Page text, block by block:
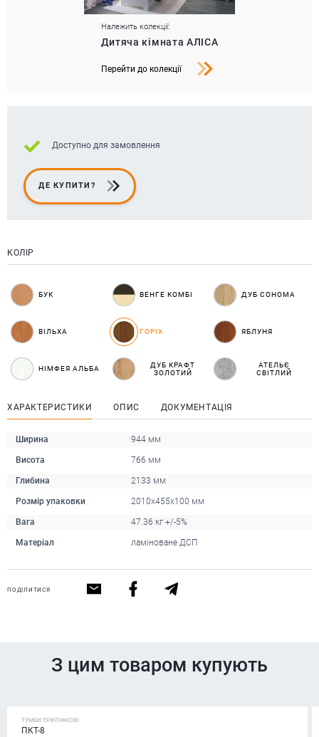
Належить колекції:
Дитяча кімната АЛІСА
Перейти до колекції
Доступно для замовлення
ДЕ КУПИТИ?
КОЛІР
БУК ВЕНГЕ КОМБІ ДУБ СОНОМА
ВІЛЬХА ГОРІХ ЯБЛУНЯ
НІМФЕЯ АЛЬБА
ДУБ КРАФТ
ЗОЛОТИЙ
АТЕЛЬЄ
СВІТЛИЙ
ХАРАКТЕРИСТИКИ ОПИС ДОКУМЕНТАЦІЯ
Ширина 944 мм
Висота 766 мм
Глибина 2133 мм
Розмір упаковки 2010x455x100 мм
Вага 47.36 кг +/-5%
Матеріал ламіноване ДСП
ПОДІЛИТИСЯ
З цим товаром купують
ТУМБИ ПРИЛІЖКОВІ
ПКТ-8